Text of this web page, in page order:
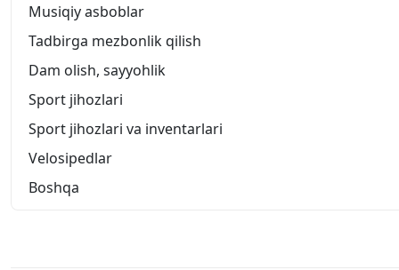
Musiqiy asboblar
Tadbirga mezbonlik qilish
Dam olish, sayyohlik
Sport jihozlari
Sport jihozlari va inventarlari
Velosipedlar
Boshqa